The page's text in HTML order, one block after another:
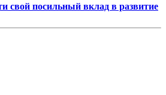
свой посильный вклад в развитие